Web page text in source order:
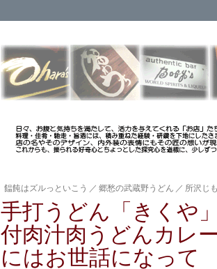
饂飩はズルっといこう ／郷愁の武蔵野うどん ／ 所沢じ
手打うどん「きくや
付肉汁肉うどんカレ
にはお世話になって